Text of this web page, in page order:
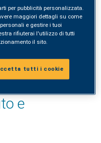
ANALISI
e
per pubblicità personalizzata.
maggiori dettagli su come
e gestire i tuoi
rifiuterai l'utilizzo di tutti
il sito.
tutti i cookie